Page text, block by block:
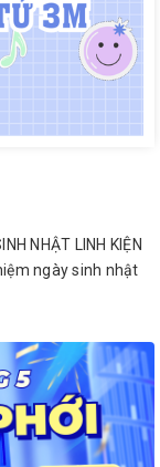
NHẬT LINH KIỆN
ngày sinh nhật